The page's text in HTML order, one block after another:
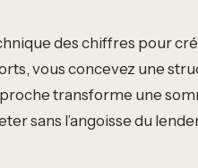
des chiffres pour
vous concevez une
transforme une
sans l’angoisse du